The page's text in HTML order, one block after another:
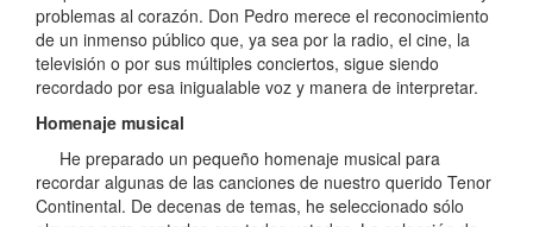
problemas al corazón. Don Pedro merece el reconocimiento
de un inmenso público que, ya sea por la radio, el cine, la
televisión o por sus múltiples conciertos, sigue siendo
recordado por esa inigualable voz y manera de interpretar.
Homenaje musical
He preparado un pequeño homenaje musical para
recordar algunas de las canciones de nuestro querido Tenor
Continental. De decenas de temas, he seleccionado sólo